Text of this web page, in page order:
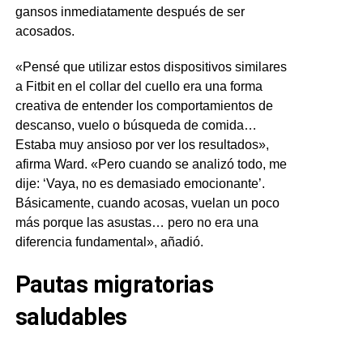
gansos inmediatamente después de ser
acosados.
«Pensé que utilizar estos dispositivos similares
a Fitbit en el collar del cuello era una forma
creativa de entender los comportamientos de
descanso, vuelo o búsqueda de comida…
Estaba muy ansioso por ver los resultados»,
afirma Ward. «Pero cuando se analizó todo, me
dije: ‘Vaya, no es demasiado emocionante’.
Básicamente, cuando acosas, vuelan un poco
más porque las asustas… pero no era una
diferencia fundamental», añadió.
Pautas migratorias
saludables